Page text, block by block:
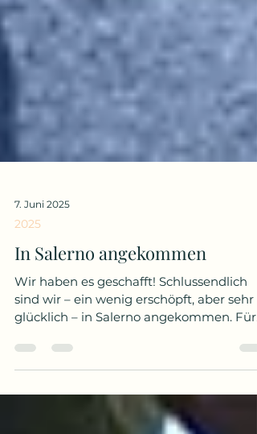
2025
In Salerno angekommen
Wir haben es geschafft! Schlussendlich
glücklich – in Salerno angekommen. Für
das letzte Stück...